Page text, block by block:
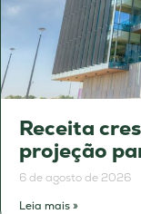
Receita
projeção
6 de agosto de 2026
Leia mais »